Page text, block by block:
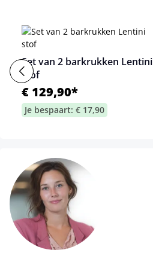
Set van 2 barkrukken Lentini
stof
€ 129,90*
Je bespaart: € 17,90